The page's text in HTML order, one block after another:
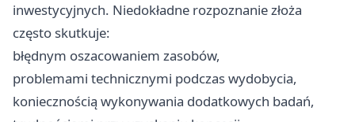
inwestycyjnych. Niedokładne rozpoznanie złoża
często skutkuje:
błędnym oszacowaniem zasobów,
problemami technicznymi podczas wydobycia,
koniecznością wykonywania dodatkowych badań,